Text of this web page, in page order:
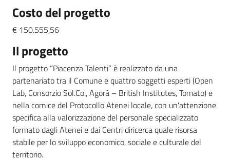
English
Regione
Emilia-
Romagna
Costo del progetto
€ 150.555,56
Il progetto
Il progetto “Piacenza Talenti” è realizzato da una
partenariato tra il Comune e quattro soggetti esperti (Open
Lab, Consorzio Sol.Co., Agorà – British Institutes, Tomato) e
nella cornice del Protocollo Atenei locale, con un'attenzione
specifica alla valorizzazione del personale specializzato
formato dagli Atenei e dai Centri diricerca quale risorsa
stabile per lo sviluppo economico, sociale e culturale del
territorio.